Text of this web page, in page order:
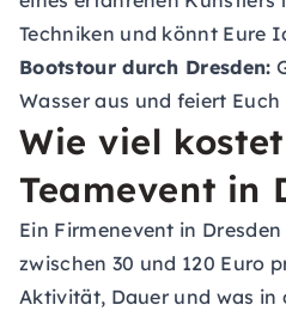
Techniken und könnt Eure
Bootstour durch Dresden:
Wasser aus und feiert
Wie viel
Teamevent in
Ein Firmenevent in
zwischen 30 und 120 Euro
Aktivität, Dauer und was in